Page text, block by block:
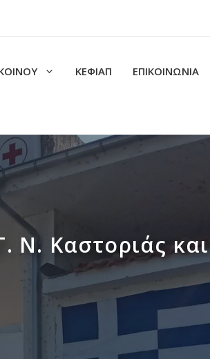
ΚΕΦΙΑΠ ΕΠΙΚΟΙΝΩΝΊΑ
Ν. Καστοριάς και